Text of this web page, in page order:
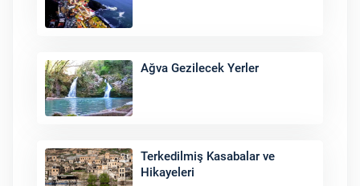
Ağva Gezilecek Yerler
Terkedilmiş Kasabalar ve
Hikayeleri